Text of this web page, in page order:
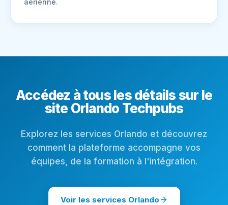
aérienne.
Accédez à tous les détails sur le
site Orlando Techpubs
Explorez les services Orlando et découvrez
comment la plateforme accompagne vos
équipes, de la formation à l'intégration.
Voir les services Orlando